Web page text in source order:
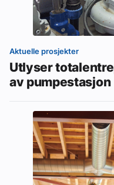
Aktuelle prosjekter
Utlyser
av pumpestasjon